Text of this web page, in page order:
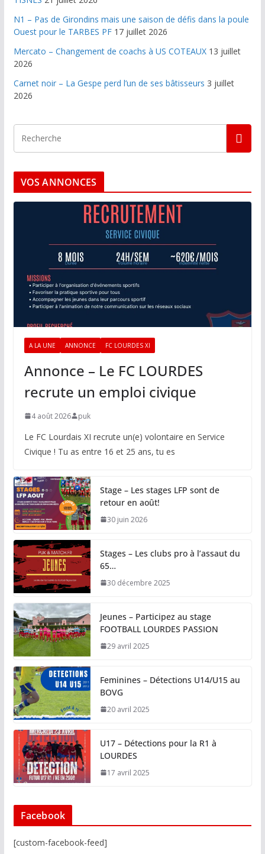
N1 – Pas de Girondins mais une saison de défis dans la poule
Ouest pour le TARBES PF 17 juillet 2026
Mercato – Changement de coachs à US COTEAUX 13 juillet
2026
Carnet noir – La Gespe perd l’un de ses bâtisseurs 3 juillet
2026
VOS ANNONCES
A LA UNE ANNONCE FC LOURDES XI
Annonce – Le FC LOURDES
recrute un emploi civique
4 août 2026 puk
Le FC Lourdais XI recrute un(e) volontaire en Service
Civique ! Tu as entre 16 et 25 ans, tu es
Stage – Les stages LFP sont de
retour en août!
30 juin 2026
Stages – Les clubs pro à l’assaut du
65…
30 décembre 2025
Jeunes – Participez au stage
FOOTBALL LOURDES PASSION
29 avril 2025
Feminines – Détections U14/U15 au
BOVG
20 avril 2025
U17 – Détections pour la R1 à
LOURDES
17 avril 2025
Facebook
[custom-facebook-feed]